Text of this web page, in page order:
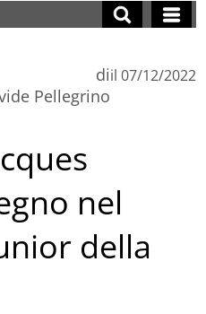
di
Pellegrino
il 07/12/2022
nel
della